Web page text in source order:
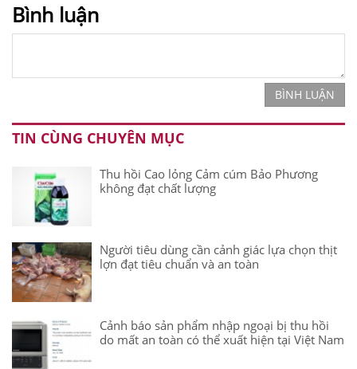
Bình luận
BÌNH LUẬN
TIN CÙNG CHUYÊN MỤC
Thu hồi Cao lỏng Cảm cúm Bảo Phương
không đạt chất lượng
Người tiêu dùng cần cảnh giác lựa chọn thịt
lợn đạt tiêu chuẩn và an toàn
Cảnh báo sản phẩm nhập ngoại bị thu hồi
do mất an toàn có thể xuất hiện tại Việt Nam